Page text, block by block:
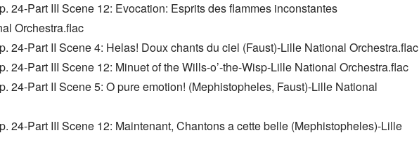
24-Part III Scene 12: Evocation: Esprits des flammes inconstantes
Orchestra.flac
24-Part II Scene 4: Helas! Doux chants du ciel (Faust)-Lille National Orchestra.flac
24-Part III Scene 12: Minuet of the Wills-o’-the-Wisp-Lille National Orchestra.flac
24-Part II Scene 5: O pure emotion! (Mephistopheles, Faust)-Lille National
24-Part III Scene 12: Maintenant, Chantons a cette belle (Mephistopheles)-Lille